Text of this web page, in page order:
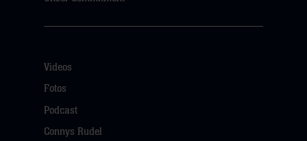
Videos
Fotos
Podcast
Connys Rudel